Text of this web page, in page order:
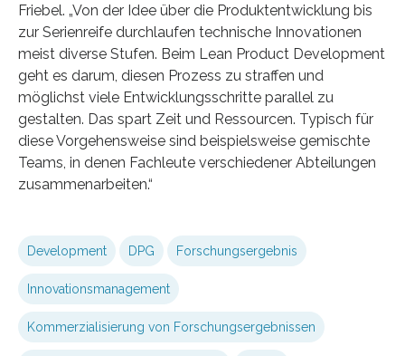
Friebel. „Von der Idee über die Produktentwicklung bis
zur Serienreife durchlaufen technische Innovationen
meist diverse Stufen. Beim Lean Product Development
geht es darum, diesen Prozess zu straffen und
möglichst viele Entwicklungsschritte parallel zu
gestalten. Das spart Zeit und Ressourcen. Typisch für
diese Vorgehensweise sind beispielsweise gemischte
Teams, in denen Fachleute verschiedener Abteilungen
zusammenarbeiten.“
Development DPG Forschungsergebnis
Innovationsmanagement
Kommerzialisierung von Forschungsergebnissen